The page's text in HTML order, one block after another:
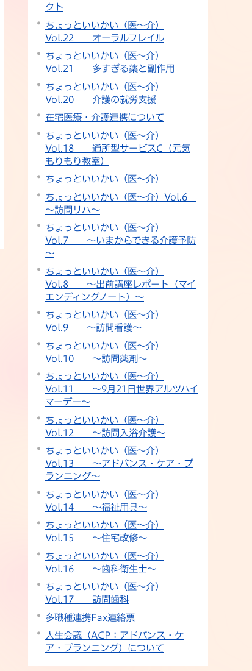
クト
ちょっといいかい（医～介）
Vol.22 オーラルフレイル
ちょっといいかい（医～介）
Vol.21 多すぎる薬と副作用
ちょっといいかい（医～介）
Vol.20 介護の就労支援
在宅医療・介護連携について
ちょっといいかい（医～介）
Vol.18 通所型サービスC（元気
もりもり教室）
ちょっといいかい（医～介）
ちょっといいかい（医～介）Vol.6
～訪問リハ～
ちょっといいかい（医～介）
Vol.7 ～いまからできる介護予防
～
ちょっといいかい（医～介）
Vol.8 ～出前講座レポート（マイ
エンディングノート）～
ちょっといいかい（医～介）
Vol.9 ～訪問看護～
ちょっといいかい（医～介）
Vol.10 ～訪問薬剤～
ちょっといいかい（医～介）
Vol.11 ～9月21日世界アルツハイ
マーデー～
ちょっといいかい（医～介）
Vol.12 ～訪問入浴介護～
ちょっといいかい（医～介）
Vol.13 ～アドバンス・ケア・プ
ランニング～
ちょっといいかい（医～介）
Vol.14 ～福祉用具～
ちょっといいかい（医～介）
Vol.15 ～住宅改修～
ちょっといいかい（医～介）
Vol.16 ～歯科衛生士～
ちょっといいかい（医～介）
Vol.17 訪問歯科
多職種連携Fax連絡票
人生会議（ACP：アドバンス・ケ
ア・プランニング）について